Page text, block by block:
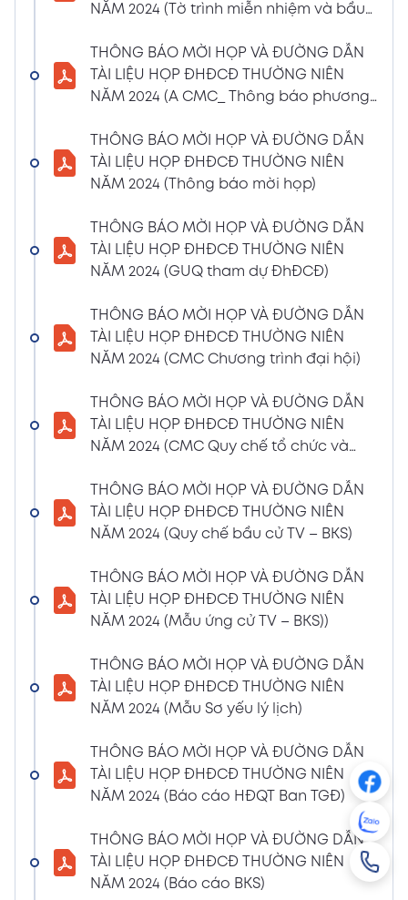
LIỆU HỌP ĐHĐCĐ THƯỜNG NIÊN NĂM
01/04/2024
4:00 PM
CBTT về việc nhận được Đơn từ nhiệm vị trí
Thùy Giang và bà Nguyễn Hồng Oanh
04/03/2024
11:29 AM
hiện quyền tham dự ĐHĐCĐ thường niên
năm 2024
Xem PDF
30/01/2024
BÁO CÁO TÌNH HÌNH QUẢN TRỊ NĂM 2023
17/01/2024
Nghị quyết HĐQT số 02 về việc CMC thông
qua việc chốt ngày đăng ký cuối cùng để
thực hiện quyền nhận lãi Trái Phiếu
Xem PDF
NGHỊ QUYẾT SỐ 01/2024/NQ-HĐQT VỀ VIỆC
GÓP VỐN THÀNH LẬP CÔNG TY TNHH ĐẦU
08/01/2024
4:38 PM
CHỨNG NHẬN ĐĂNG KÝ HOẠT ĐỘNG CHI
NHÁNH MÃ SỐ 2600106523-002
Xem PDF
04/01/2024
CBTT VỀ QUYẾT ĐỊNH MIỄN NHIỆM PTGĐ
04/01/2024
CBTT VỀ QUYẾT ĐỊNH BỔ NHIỆM PTGĐ KHỐI
HỖ TRỢ
Xem PDF
18/12/2023
4:48 PM
NĂM 2024 (Tờ trình miễn nhiệm và bầu
THÔNG BÁO MỜI HỌP VÀ ĐƯỜNG DẪN
TÀI LIỆU HỌP ĐHĐCĐ THƯỜNG NIÊN
NĂM 2024 (A CMC_ Thông báo phương
THÔNG BÁO MỜI HỌP VÀ ĐƯỜNG DẪN
TÀI LIỆU HỌP ĐHĐCĐ THƯỜNG NIÊN
NĂM 2024 (Thông báo mời họp)
THÔNG BÁO MỜI HỌP VÀ ĐƯỜNG DẪN
TÀI LIỆU HỌP ĐHĐCĐ THƯỜNG NIÊN
NĂM 2024 (GUQ tham dự ĐhĐCĐ)
THÔNG BÁO MỜI HỌP VÀ ĐƯỜNG DẪN
TÀI LIỆU HỌP ĐHĐCĐ THƯỜNG NIÊN
NĂM 2024 (CMC Chương trình đại hội)
THÔNG BÁO MỜI HỌP VÀ ĐƯỜNG DẪN
TÀI LIỆU HỌP ĐHĐCĐ THƯỜNG NIÊN
NĂM 2024 (CMC Quy chế tổ chức và
THÔNG BÁO MỜI HỌP VÀ ĐƯỜNG DẪN
TÀI LIỆU HỌP ĐHĐCĐ THƯỜNG NIÊN
NĂM 2024 (Quy chế bầu cử TV – BKS)
THÔNG BÁO MỜI HỌP VÀ ĐƯỜNG DẪN
TÀI LIỆU HỌP ĐHĐCĐ THƯỜNG NIÊN
NĂM 2024 (Mẫu ứng cử TV – BKS))
THÔNG BÁO MỜI HỌP VÀ ĐƯỜNG DẪN
TÀI LIỆU HỌP ĐHĐCĐ THƯỜNG NIÊN
NĂM 2024 (Mẫu Sơ yếu lý lịch)
THÔNG BÁO MỜI HỌP VÀ ĐƯỜNG DẪN
TÀI LIỆU HỌP ĐHĐCĐ THƯỜNG NIÊN
NĂM 2024 (Báo cáo HĐQT Ban TGĐ)
THÔNG BÁO MỜI HỌP VÀ ĐƯỜNG DẪN
TÀI LIỆU HỌP ĐHĐCĐ THƯỜNG NIÊN
NĂM 2024 (Báo cáo BKS)